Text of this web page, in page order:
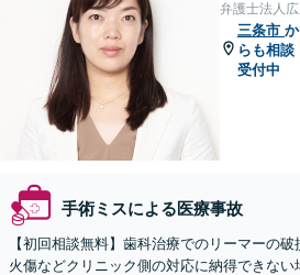
弁護士法人
三条市 か
らも相談
受付中
手術ミスによる医療事故
【初回相談無料】歯科治療でのリーマーの
火傷などクリニック側の対応に納得できない